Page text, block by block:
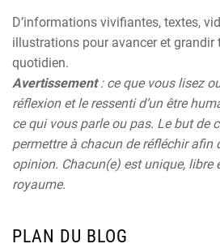
D’informations vivifiantes, textes,
illustrations pour avancer et grandir
quotidien.
Avertissement: ce que vous lisez
réflexion et le ressenti d’un être
ce qui vous parle ou pas. Le but de
permettre à chacun de réfléchir afin
opinion. Chacun(e) est unique, libre
royaume.
PLAN DU BLOG